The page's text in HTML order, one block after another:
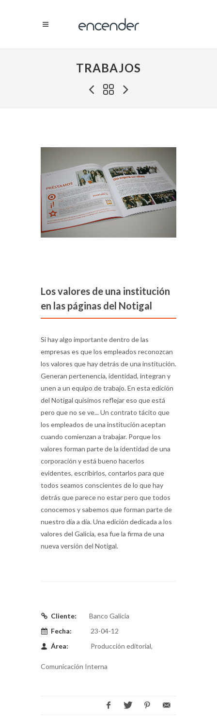
TRABAJOS
Los valores de una institución
en las páginas del Notigal
Si hay algo importante dentro de las
empresas es que los empleados reconozcan
los valores que hay detrás de una institución.
Generan pertenencia, identidad, integran y
unen a un equipo de trabajo. En esta edición
del Notigal quisimos reflejar eso que está
pero que no se ve... Un contrato tácito que
los empleados de una institución aceptan
cuando comienzan a trabajar. Porque los
valores forman parte de la identidad de una
corporación y está bueno hacerlos
evidentes, escribirlos, contarlos para que
todos seamos conscientes de lo que hay
detrás que parece no estar pero que todos
conocemos y sabemos que forman parte de
nuestro día a día. Una edición dedicada a los
valores del Galicia, esa fue la firma de una
nueva versión del Notigal.
Cliente:
Banco Galicia
Fecha:
23-04-12
Área:
Producción editorial,
Comunicación Interna